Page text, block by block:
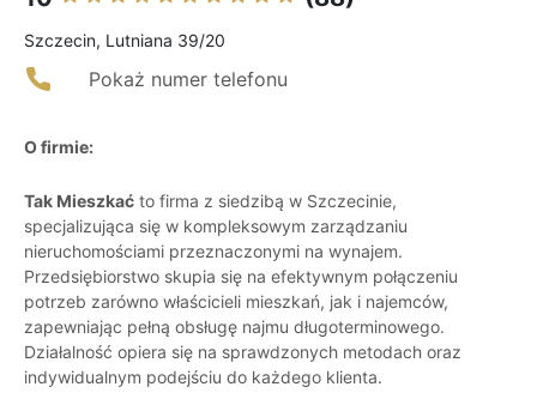
Szczecin, Lutniana 39/20
Pokaż numer telefonu
O firmie:
Tak Mieszkać to firma z siedzibą w Szczecinie,
specjalizująca się w kompleksowym zarządzaniu
nieruchomościami przeznaczonymi na wynajem.
Przedsiębiorstwo skupia się na efektywnym połączeniu
potrzeb zarówno właścicieli mieszkań, jak i najemców,
zapewniając pełną obsługę najmu długoterminowego.
Działalność opiera się na sprawdzonych metodach oraz
indywidualnym podejściu do każdego klienta.